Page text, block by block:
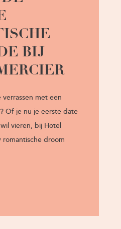
BIJ
met een
Of je nu je eerste date
vieren, bij Hotel
droom